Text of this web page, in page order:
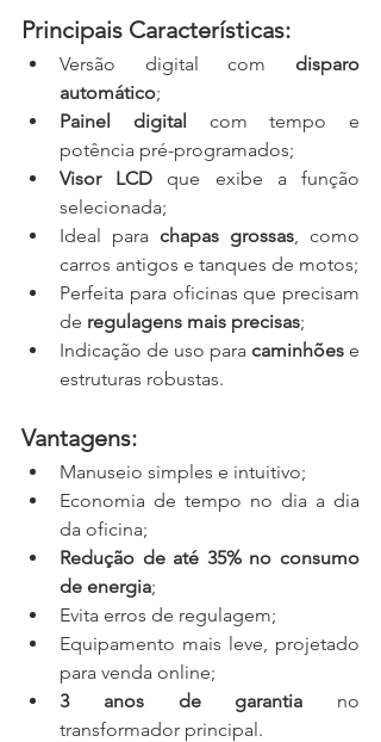
Principais Características:
Versão digital com disparo
automático;
Painel digital com tempo e
potência pré-programados;
Visor LCD que exibe a função
selecionada;
Ideal para chapas grossas, como
carros antigos e tanques de motos;
Perfeita para oficinas que precisam
de regulagens mais precisas;
Indicação de uso para caminhões e
estruturas robustas.
Vantagens:
Manuseio simples e intuitivo;
Economia de tempo no dia a dia
da oficina;
Redução de até 35% no consumo
de energia;
Evita erros de regulagem;
Equipamento mais leve, projetado
para venda online;
3 anos de garantia no
transformador principal.